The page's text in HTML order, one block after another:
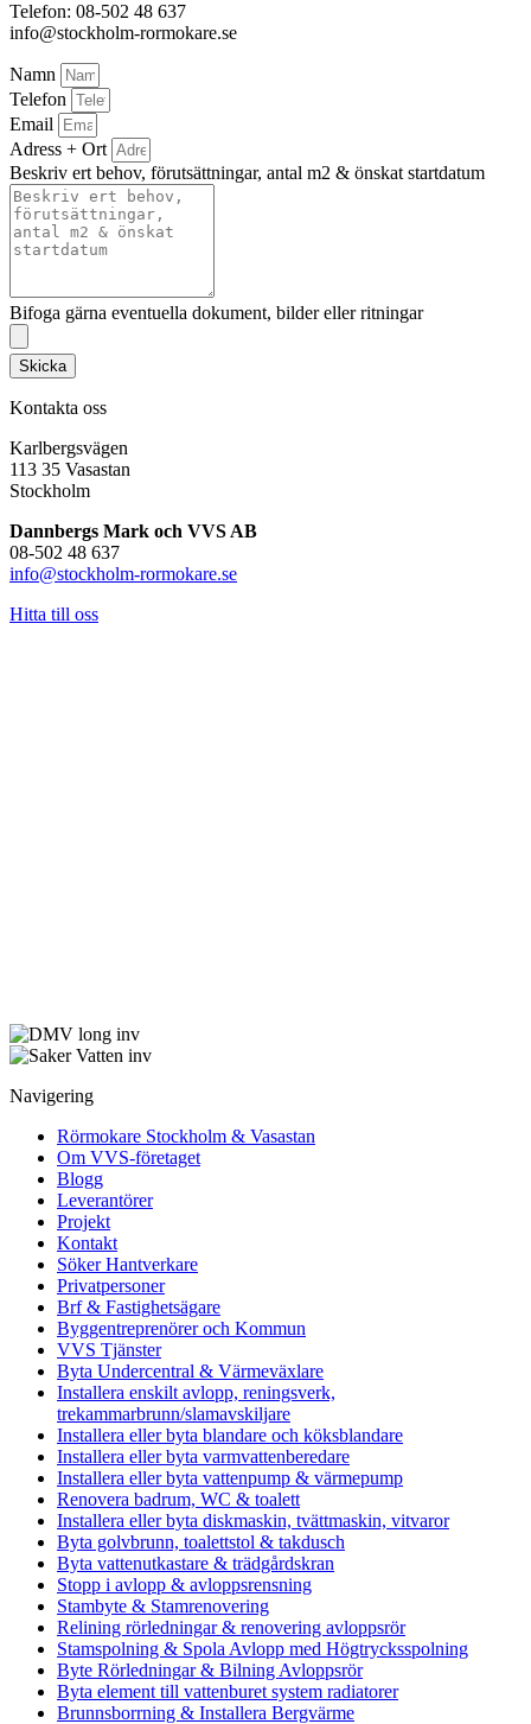
Telefon: 08-502 48 637
info@stockholm-rormokare.se
Namn
Telefon
Email
Adress + Ort
Beskriv ert behov, förutsättningar, antal m2 & önskat startdatum
Bifoga gärna eventuella dokument, bilder eller ritningar
Skicka
Kontakta oss
Karlbergsvägen
113 35 Vasastan
Stockholm
Dannbergs Mark och VVS AB
08-502 48 637
info@stockholm-rormokare.se
Hitta till oss
Navigering
Rörmokare Stockholm & Vasastan
Om VVS-företaget
Blogg
Leverantörer
Projekt
Kontakt
Söker Hantverkare
Privatpersoner
Brf & Fastighetsägare
Byggentreprenörer och Kommun
VVS Tjänster
Byta Undercentral & Värmeväxlare
Installera enskilt avlopp, reningsverk,
trekammarbrunn/slamavskiljare
Installera eller byta blandare och köksblandare
Installera eller byta varmvattenberedare
Installera eller byta vattenpump & värmepump
Renovera badrum, WC & toalett
Installera eller byta diskmaskin, tvättmaskin, vitvaror
Byta golvbrunn, toalettstol & takdusch
Byta vattenutkastare & trädgårdskran
Stopp i avlopp & avloppsrensning
Stambyte & Stamrenovering
Relining rörledningar & renovering avloppsrör
Stamspolning & Spola Avlopp med Högtrycksspolning
Byte Rörledningar & Bilning Avloppsrör
Byta element till vattenburet system radiatorer
Brunnsborrning & Installera Bergvärme